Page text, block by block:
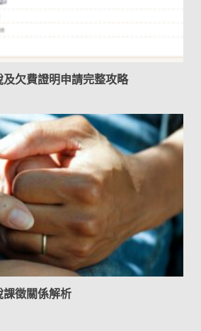
欠費證明申請完整攻略
徵關係解析